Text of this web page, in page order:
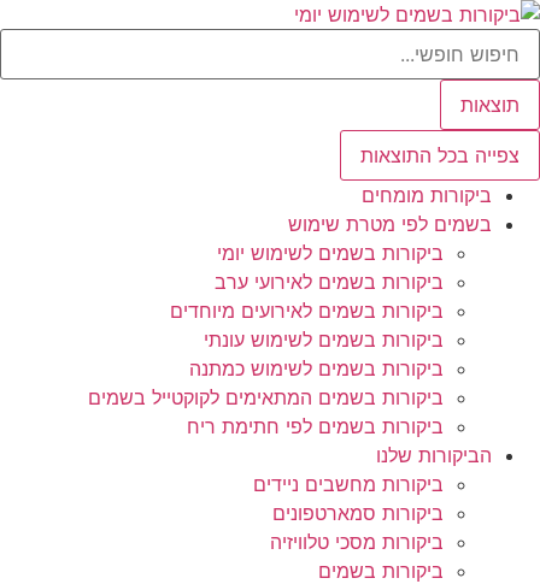
דלג
Search
תוצאות
צפייה בכל התוצאות
ביקורות מומחים
בשמים לפי מטרת שימוש
ביקורות בשמים לשימוש יומי
ביקורות בשמים לאירועי ערב
ביקורות בשמים לאירועים מיוחדים
ביקורות בשמים לשימוש עונתי
ביקורות בשמים לשימוש כמתנה
ביקורות בשמים המתאימים לקוקטייל בשמים
ביקורות בשמים לפי חתימת ריח
הביקורות שלנו
ביקורות מחשבים ניידים
ביקורות סמארטפונים
ביקורות מסכי טלוויזיה
ביקורות בשמים